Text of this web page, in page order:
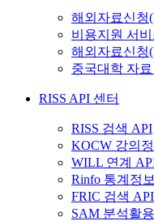
해외자료신청
비용지원 서비
해외자료신청
중국대학 자료
RISS API 센터
RISS 검색 API
KOCW 강의
WILL 연계
Rinfo 통계정
FRIC 검색 API
SAM 분석활